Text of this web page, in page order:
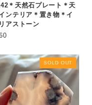
＊天然石プレート＊天
ンテリア＊置き物＊イ
アストーン
SOLD OUT